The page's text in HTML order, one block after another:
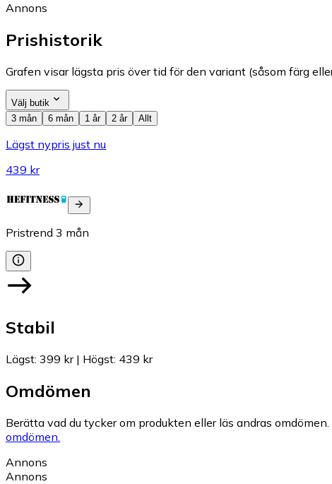
Annons
Prishistorik
Grafen visar lägsta pris över tid för den variant (såsom färg
Välj butik
3 mån
6 mån 1 år 2 år Allt
Lägst nypris just nu
439 kr
Pristrend 3 mån
Stabil
Lägst: 399 kr| Högst: 439 kr
Omdömen
Berätta vad du tycker om produkten eller läs andras
omdömen.
Annons
Annons